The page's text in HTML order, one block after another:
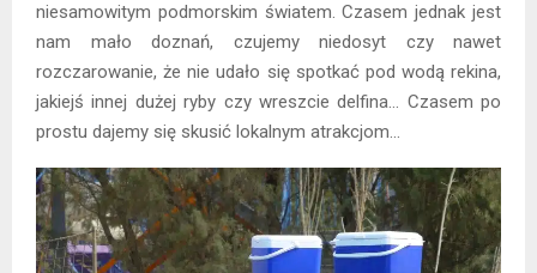
niesamowitym podmorskim światem. Czasem jednak jest
nam mało doznań, czujemy niedosyt czy nawet
rozczarowanie, że nie udało się spotkać pod wodą rekina,
jakiejś innej dużej ryby czy wreszcie delfina… Czasem po
prostu dajemy się skusić lokalnym atrakcjom…